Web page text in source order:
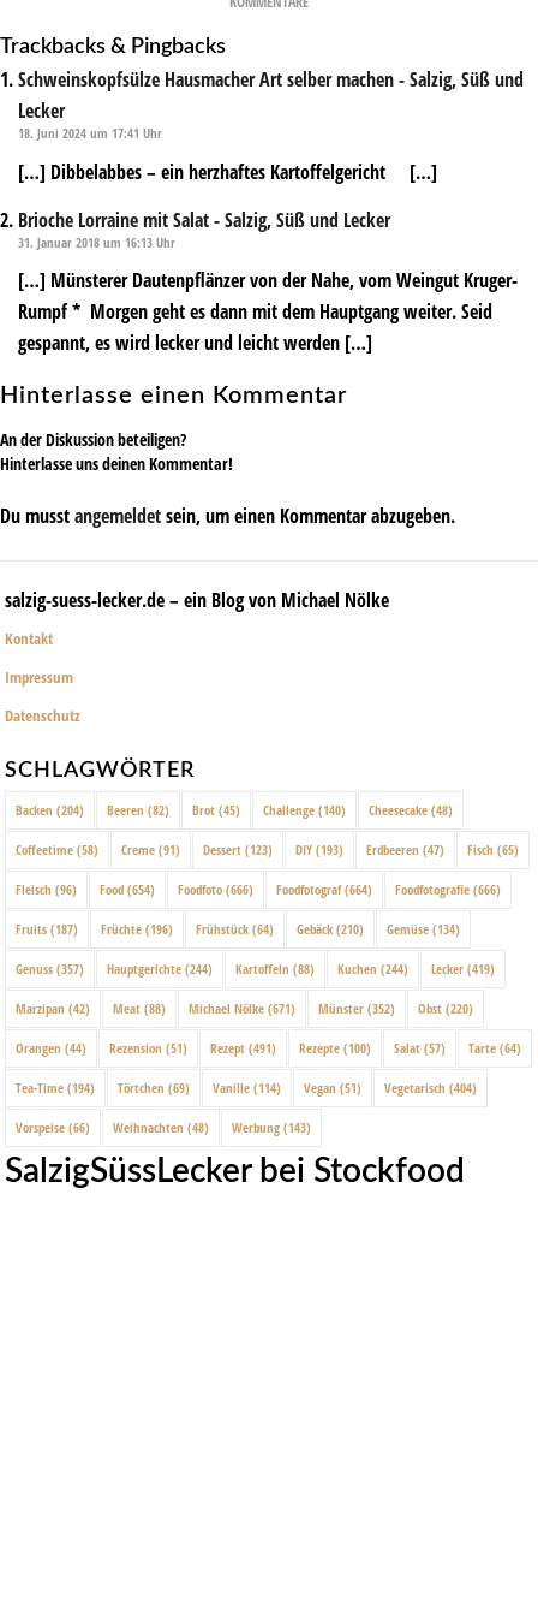
Trackbacks & Pingbacks
Schweinskopfsülze Hausmacher Art selber machen - Salzig, Süß und
Lecker
18. Juni 2024 um 17:41 Uhr
[…] Dibbelabbes – ein herzhaftes Kartoffelgericht […]
Brioche Lorraine mit Salat - Salzig, Süß und Lecker
31. Januar 2018 um 16:13 Uhr
[…] Münsterer Dautenpflänzer von der Nahe, vom Weingut Kruger-
Rumpf * Morgen geht es dann mit dem Hauptgang weiter. Seid
gespannt, es wird lecker und leicht werden […]
Hinterlasse einen Kommentar
An der Diskussion beteiligen?
Hinterlasse uns deinen Kommentar!
Du musstangemeldetsein, um einen Kommentar abzugeben.
salzig-suess-lecker.de – ein Blog von Michael Nölke
Kontakt
Impressum
Datenschutz
SCHLAGWÖRTER
Backen (204) Beeren (82) Brot (45) Challenge (140) Cheesecake (48)
Coffeetime (58) Creme (91) Dessert (123) DIY (193) Erdbeeren (47) Fisch (65)
Fleisch (96) Food (654) Foodfoto (666) Foodfotograf(664) Foodfotografie (666)
Fruits (187) Früchte (196) Frühstück (64) Gebäck (210) Gemüse (134)
Genuss (357) Hauptgerichte (244) Kartoffeln (88) Kuchen (244) Lecker (419)
Marzipan (42) Meat (88) Michael Nölke (671) Münster (352) Obst (220)
Orangen (44) Rezension (51) Rezept (491) Rezepte (100) Salat (57) Tarte (64)
Tea-Time (194) Törtchen (69) Vanille (114) Vegan (51) Vegetarisch (404)
Vorspeise (66) Weihnachten (48) Werbung (143)
SalzigSüssLecker bei Stockfood